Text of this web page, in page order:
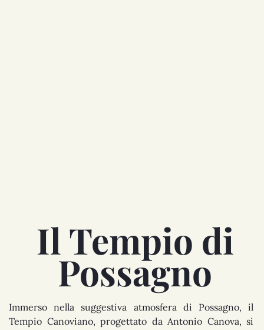
Il Tempio di
Possagno
Immerso nella suggestiva atmosfera di Possagno, il
Tempio Canoviano, progettato da Antonio Canova, si